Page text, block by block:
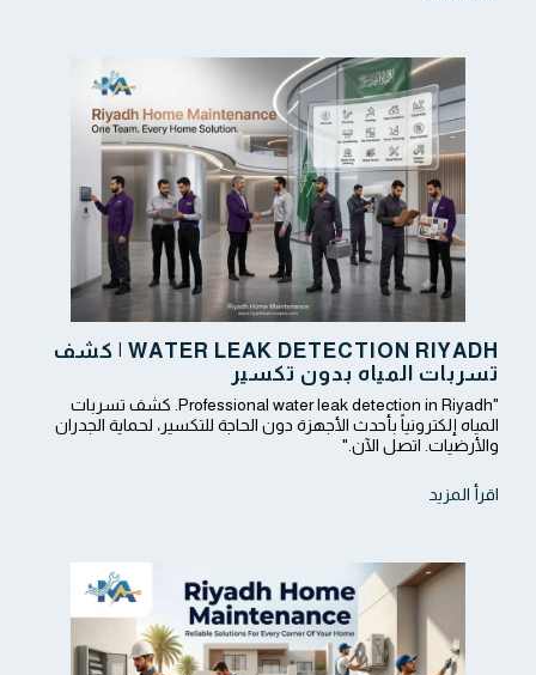
WATER LEAK DETECTION RIYADH | كشف
تسربات المياه بدون تكسير
"Professional water leak detection in Riyadh. كشف تسربات
المياه إلكترونياً بأحدث الأجهزة دون الحاجة للتكسير، لحماية الجدران
والأرضيات. اتصل الآن."
اقرأ المزيد